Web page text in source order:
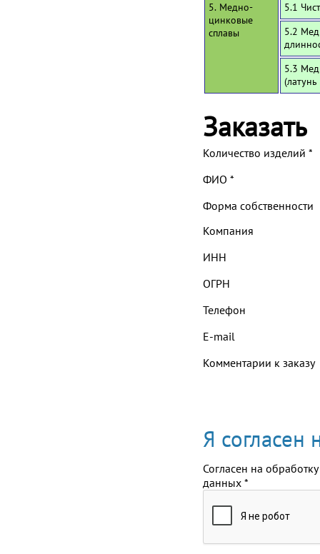
5. Медно-
цинковые
сплавы
5.1
5.2
5.3
Заказать
Количество изделий *
ФИО *
Форма собственности
Компания
ИНН
ОГРН
Телефон
E-mail
Комментарии к заказу
Я согласен
Согласен на обработку
данных *